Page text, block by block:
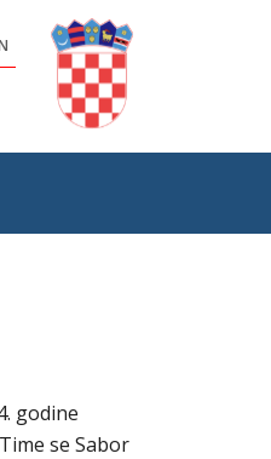
godine
se Sabor